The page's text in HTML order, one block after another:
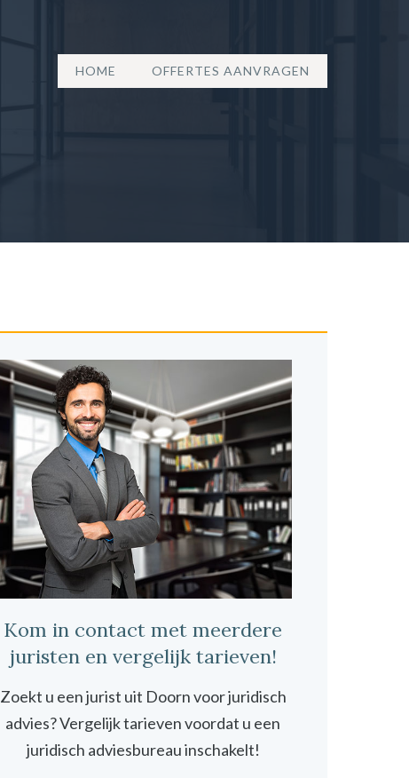
HOME OFFERTES AANVRAGEN
Kom in contact met meerdere
juristen en vergelijk tarieven!
Zoekt u een jurist uit Doorn voor juridisch
advies? Vergelijk tarieven voordat u een
juridisch adviesbureau inschakelt!